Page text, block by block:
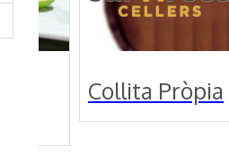
Collita Pròpia